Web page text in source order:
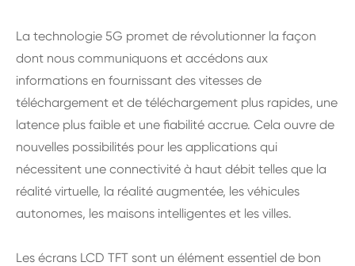
La technologie 5G promet de révolutionner la façon
dont nous communiquons et accédons aux
informations en fournissant des vitesses de
téléchargement et de téléchargement plus rapides, une
latence plus faible et une fiabilité accrue. Cela ouvre de
nouvelles possibilités pour les applications qui
nécessitent une connectivité à haut débit telles que la
réalité virtuelle, la réalité augmentée, les véhicules
autonomes, les maisons intelligentes et les villes.
Les écrans LCD TFT sont un élément essentiel de bon